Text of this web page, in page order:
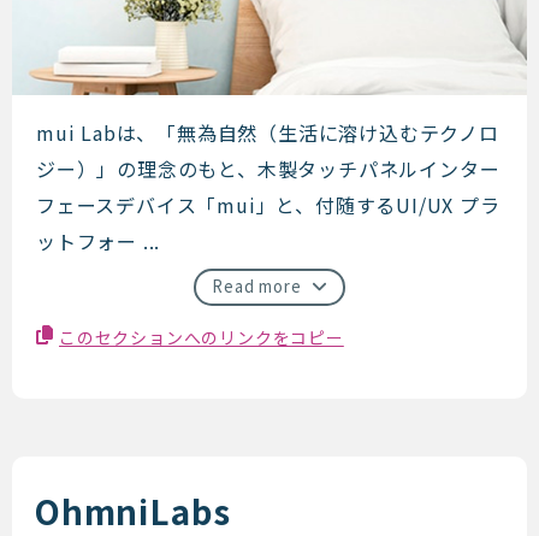
mui Lab
mui Labは、「無為自然（生活に溶け込むテクノロ
ジー）」の理念のもと、木製タッチパネルインター
フェースデバイス「mui」と、付随するUI/UX プラ
ットフォー ...
Read more
このセクションへのリンクをコピー
OhmniLabs